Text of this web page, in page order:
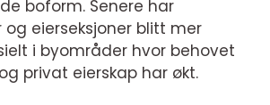
boform. Senere har
og eierseksjoner blitt mer
i byområder hvor behovet
privat eierskap har økt.